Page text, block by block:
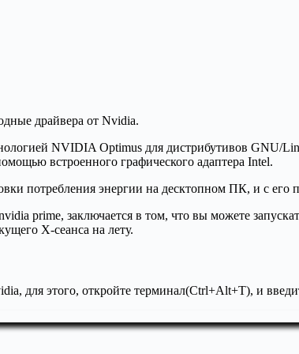
драйвера от Nvidia.
NVIDIA Optimus для дистрибутивов GNU/
встроенного графического адаптера Intel.
потребления энергии на десктопном ПК, и с
prime, заключается в том, что вы можете
X-сеанса на лету.
для этого, откройте терминал(Ctrl+Alt+T), и